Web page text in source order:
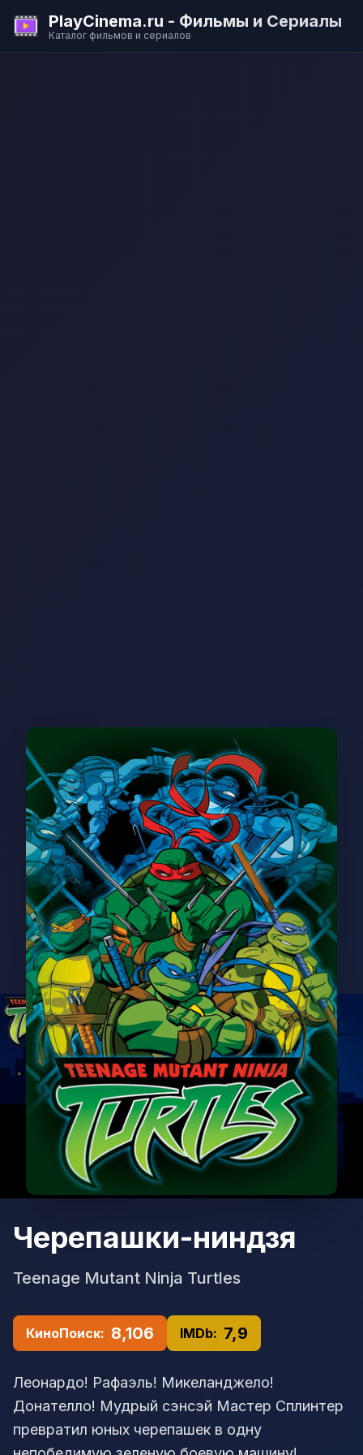
PlayCinema.ru - Фильмы и Сериалы
Каталог фильмов и сериалов
Черепашки-ниндзя
Teenage Mutant Ninja Turtles
КиноПоиск: 8,106 IMDb: 7,9
Леонардо! Рафаэль! Микеланджело!
Донателло! Мудрый сэнсэй Мастер Сплинтер
превратил юных черепашек в одну